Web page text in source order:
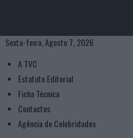
Sexta-feira, Agosto 7, 2026
A TVC
Estatuto Editorial
Ficha Técnica
Contactos
Agência de Celebridades